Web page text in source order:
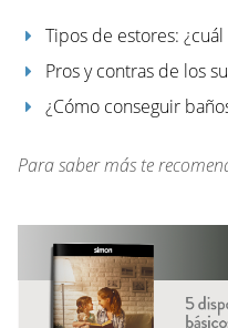
Tipos de estores:
Pros y contras de los
¿Cómo conseguir
Para saber más te